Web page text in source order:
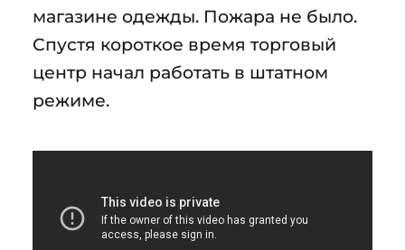
магазине одежды. Пожара не было.
Спустя короткое время торговый
центр начал работать в штатном
режиме.